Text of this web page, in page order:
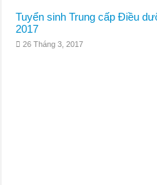
Tuyển sinh Trung cấp Điều
2017
26 Tháng 3, 2017